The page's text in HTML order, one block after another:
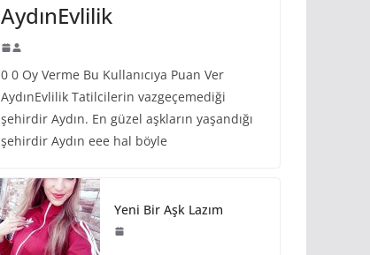
AydınEvlilik
0 0 Oy Verme Bu Kullanıcıya Puan Ver
AydınEvlilik Tatilcilerin vazgeçemediği
şehirdir Aydın. En güzel aşkların yaşandığı
şehirdir Aydın eee hal böyle
Yeni Bir Aşk Lazım